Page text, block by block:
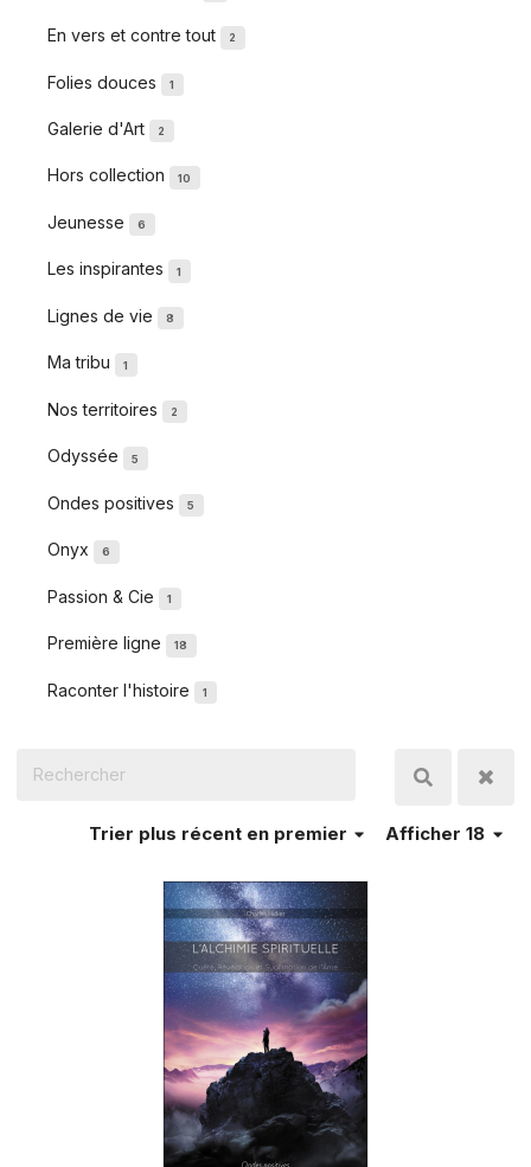
En vers et contre tout 2
Folies douces 1
Galerie d'Art 2
Hors collection 10
Jeunesse 6
Les inspirantes 1
Lignes de vie 8
Ma tribu 1
Nos territoires 2
Odyssée 5
Ondes positives 5
Onyx 6
Passion & Cie 1
Première ligne 18
Raconter l'histoire 1
Afficher 18
Trier plus récent en premier